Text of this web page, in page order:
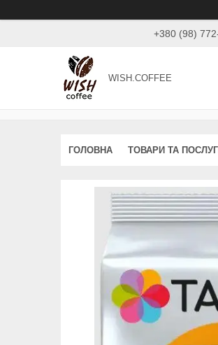
+380 (98)
WISH.COFFEE
ГОЛОВНА ТОВАРИ ТА